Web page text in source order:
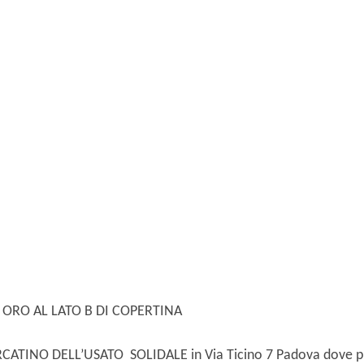
AL LATO B DI COPERTINA
DELL’USATO SOLIDALE in Via Ticino 7 Padova